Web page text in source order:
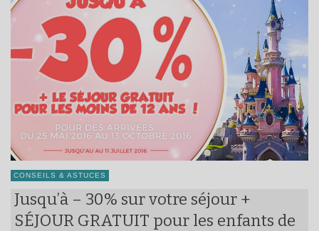
CONSEILS & ASTUCES
Jusqu’à – 30% sur votre séjour +
SÉJOUR GRATUIT pour les enfants de